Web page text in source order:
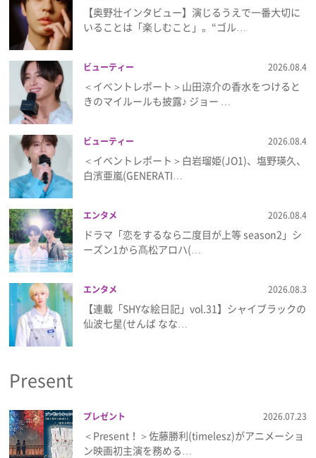
【奥野壮インタビュー】演じるうえで一番大切に
いることは「楽しむこと」。“ゴル…
ビューティー 2026.08.4
＜イベントレポート＞山田涼介の香水をつけると
きのマイルールも披露♪ ジョー …
ビューティー 2026.08.4
＜イベントレポート＞白岩瑠姫(JO1)、塩野瑛久、
白濱亜嵐(GENERATI…
エンタメ 2026.08.4
ドラマ「恋をするなら二度目が上等 season2」シ
ーズン1から髙松アロハ(…
エンタメ 2026.08.3
【連載「SHYな絵日記」vol.31】シャイブラックの
仙波七星(せんば なな…
Present
プレゼント 2026.07.23
＜Present！＞佐藤勝利(timelesz)がアニメーショ
ン映画初主演を務める…